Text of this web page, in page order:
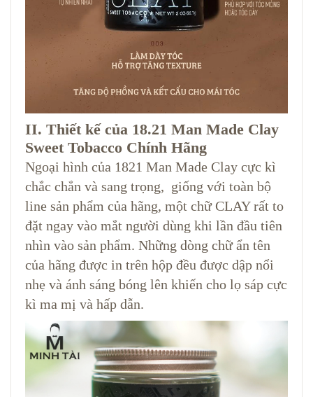
II. Thiết kế của 18.21 Man Made Clay
Sweet Tobacco Chính Hãng
Ngoại hình của 1821 Man Made Clay cực kì
chắc chắn và sang trọng, giống với toàn bộ
line sản phẩm của hãng, một chữ CLAY rất to
đặt ngay vào mắt người dùng khi lần đầu tiên
nhìn vào sản phẩm. Những dòng chữ ẩn tên
của hãng được in trên hộp đều được dập nổi
nhẹ và ánh sáng bóng lên khiến cho lọ sáp cực
kì ma mị và hấp dẫn.